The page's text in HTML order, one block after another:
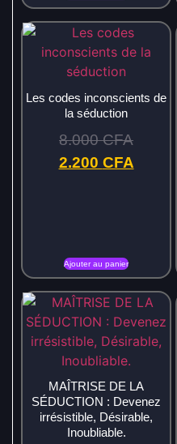
Les codes inconscients de
la séduction
8.000CFA
2.200 CFA
Ajouter au panier
MAÎTRISE DE LA
SÉDUCTION : Devenez
irrésistible, Désirable,
Inoubliable.